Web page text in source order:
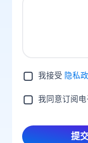
我接受 隐私
我同意订阅电
提